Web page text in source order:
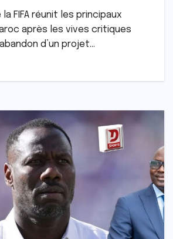
FIFA réunit les principaux
après les vives critiques
d’un projet…